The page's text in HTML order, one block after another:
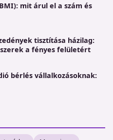
mit árul el a szám és
tisztítása házilag:
a fényes felületért
bérlés vállalkozásoknak: